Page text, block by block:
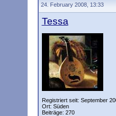
24. February 2008, 13:33
Tessa
Registriert seit: September
Ort: Süden
Beiträge: 270